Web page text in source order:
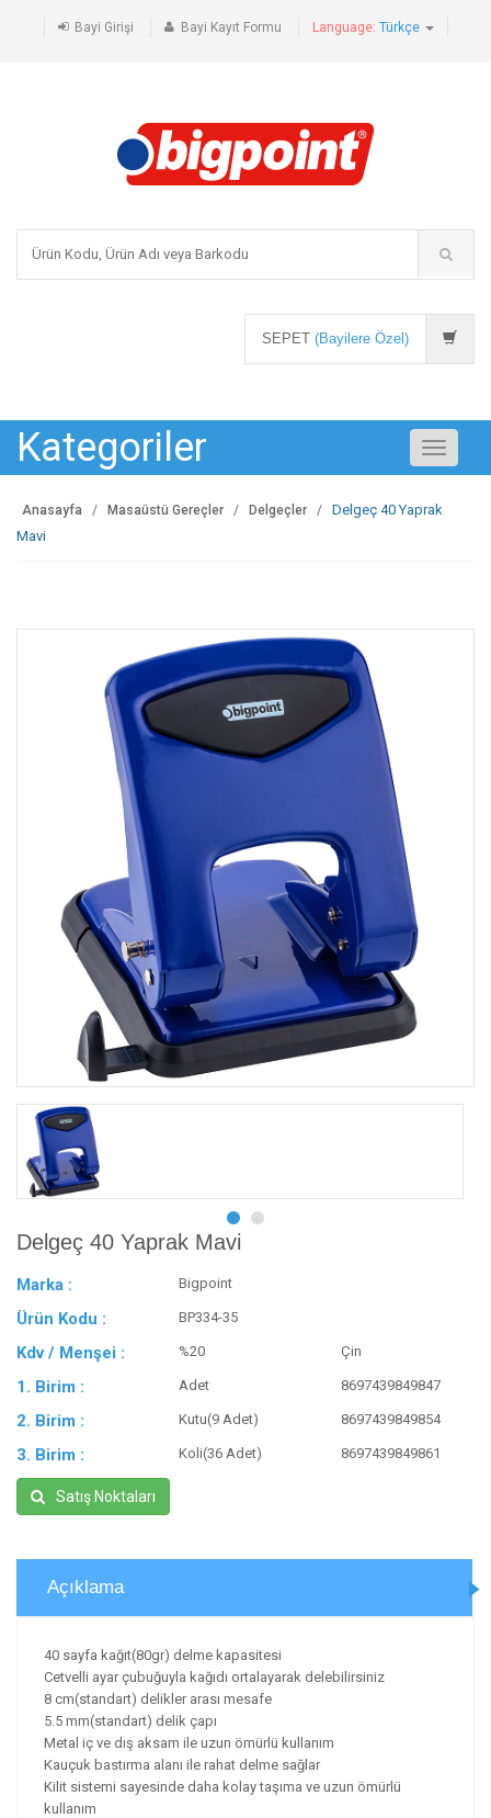
Bayi Girişi Bayi Kayıt Formu Language: Türkçe
SEPET (Bayilere Özel)
Kategoriler
Toggle
Anasayfa Masaüstü Gereçler Delgeçler
Delgeç 40 Yaprak
Mavi
Delgeç 40 Yaprak Mavi
Marka : Bigpoint
Ürün Kodu : BP334-35
Kdv / Menşei : %20 Çin
1. Birim : Adet 8697439849847
2. Birim : Kutu(9 Adet) 8697439849854
3. Birim : Koli(36 Adet) 8697439849861
Satış Noktaları
Açıklama
40 sayfa kağıt(80gr) delme kapasitesi
Cetvelli ayar çubuğuyla kağıdı ortalayarak delebilirsiniz
8 cm(standart) delikler arası mesafe
5.5 mm(standart) delik çapı
Metal iç ve dış aksam ile uzun ömürlü kullanım
Kauçuk bastırma alanı ile rahat delme sağlar
Kilit sistemi sayesinde daha kolay taşıma ve uzun ömürlü
kullanım